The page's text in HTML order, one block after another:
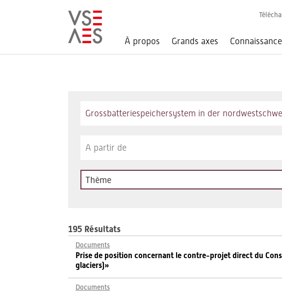
À propos Grands axes
Thème
195 Résultats
Documents
Prise de position concernant le contre-projet direct du
glaciers)»
Documents